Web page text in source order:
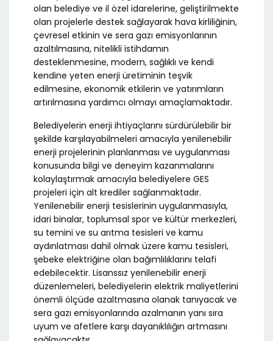
olan belediye ve il özel idarelerine, geliştirilmekte
olan projelerle destek sağlayarak hava kirliliğinin,
çevresel etkinin ve sera gazı emisyonlarının
azaltılmasına, nitelikli istihdamın
desteklenmesine, modern, sağlıklı ve kendi
kendine yeten enerji üretiminin teşvik
edilmesine, ekonomik etkilerin ve yatırımların
artırılmasına yardımcı olmayı amaçlamaktadır.
Belediyelerin enerji ihtiyaçlarını sürdürülebilir bir
şekilde karşılayabilmeleri amacıyla yenilenebilir
enerji projelerinin planlanması ve uygulanması
konusunda bilgi ve deneyim kazanmalarını
kolaylaştırmak amacıyla belediyelere GES
projeleri için alt krediler sağlanmaktadır.
Yenilenebilir enerji tesislerinin uygulanmasıyla,
idari binalar, toplumsal spor ve kültür merkezleri,
su temini ve su arıtma tesisleri ve kamu
aydınlatması dahil olmak üzere kamu tesisleri,
şebeke elektriğine olan bağımlılıklarını telafi
edebilecektir. Lisanssız yenilenebilir enerji
düzenlemeleri, belediyelerin elektrik maliyetlerini
önemli ölçüde azaltmasına olanak tanıyacak ve
sera gazı emisyonlarında azalmanın yanı sıra
uyum ve afetlere karşı dayanıklılığın artmasını